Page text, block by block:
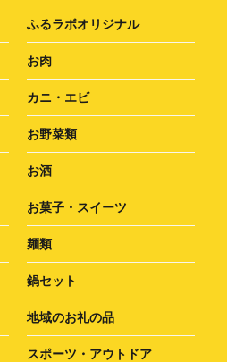
ふるラボオリジナル
お肉
カニ・エビ
お野菜類
お酒
お菓子・スイーツ
麺類
鍋セット
地域のお礼の品
スポーツ・アウトドア